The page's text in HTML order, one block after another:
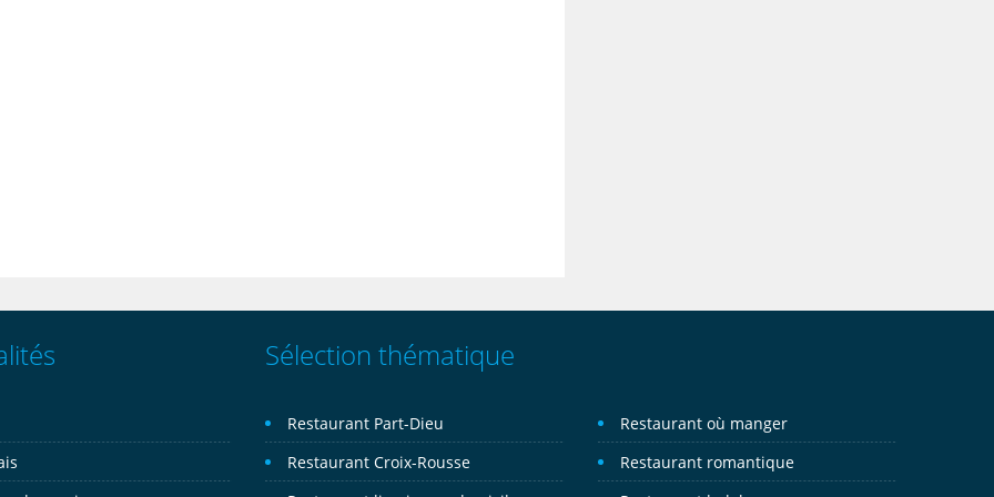
Sélection thématique
Restaurant Part-Dieu
Restaurant Croix-Rousse
Restaurant où manger
Restaurant romantique